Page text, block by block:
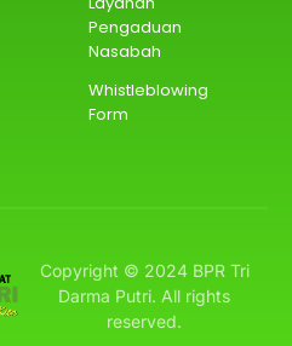
Pengaduan
Nasabah
Whistleblowing
Form
Copyright © 2024 BPR Tri
Darma Putri. All rights
reserved.